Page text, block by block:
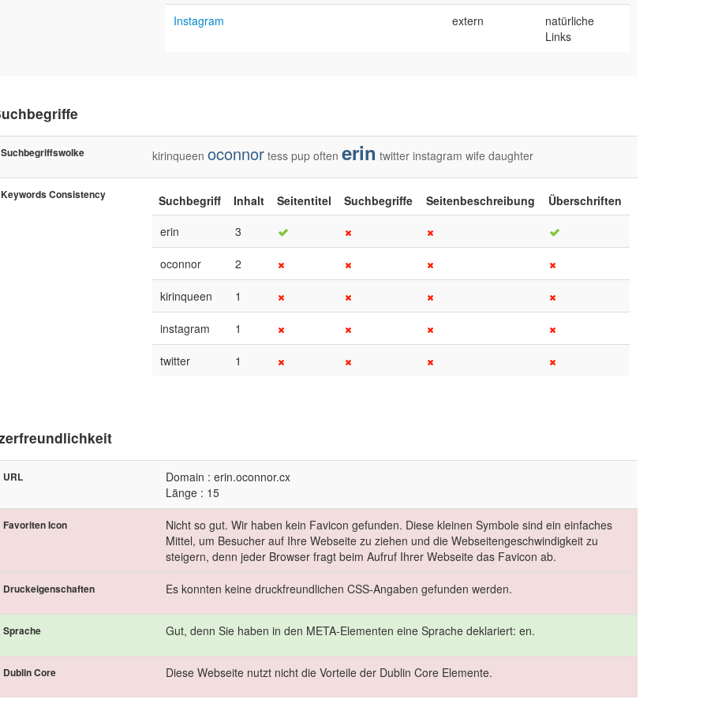
Instagram extern
natürliche
Links
Suchbegriffswolke kirinqueen oconnor tess pup often erin twitter instagram wife daughter
Keywords Consistency Suchbegriff Inhalt Seitentitel Suchbegriffe Seitenbeschreibung
Überschriften
erin
3
oconnor 2
kirinqueen 1
instagram 1
twitter 1
URL
Domain : erin.oconnor.cx
Länge : 15
Favoriten Icon
Nicht so gut. Wir haben kein Favicon gefunden. Diese kleinen Symbole sind ein einfaches
Mittel, um Besucher auf Ihre Webseite zu ziehen und die Webseitengeschwindigkeit zu
steigern, denn jeder Browser fragt beim Aufruf Ihrer Webseite das Favicon ab.
Druckeigenschaften Es konnten keine druckfreundlichen CSS-Angaben gefunden werden.
Sprache Gut, denn Sie haben in den META-Elementen eine Sprache deklariert: en.
Dublin Core Diese Webseite nutzt nicht die Vorteile der Dublin Core Elemente.